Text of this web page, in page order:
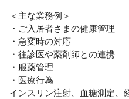
＜主な業務例＞
・ご入居者さまの健康管理
・急変時の対応
・往診医や薬剤師との連携
・服薬管理
・医療行為
インスリン注射、血糖測定、